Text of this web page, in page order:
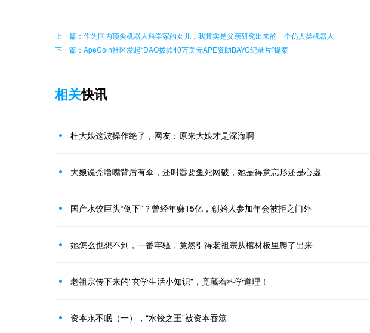
上一篇：作为国内顶尖机器人科学家的女儿，我其实是父亲研究出来的一个仿人类机器人
下一篇：ApeCoin社区发起“DAO拨款40万美元APE资助BAYC纪录片”提案
相关快讯
杜大娘这波操作绝了，网友：原来大娘才是深海啊
大娘说秃噜嘴背后有伞，还叫嚣要鱼死网破，她是得意忘形还是心虚
国产水饺巨头“倒下”？曾经年赚15亿，创始人参加年会被拒之门外
她怎么也想不到，一番牢骚，竟然引得老祖宗从棺材板里爬了出来
老祖宗传下来的"玄学生活小知识"，竟藏着科学道理！
资本永不眠（一），“水饺之王”被资本吞筮